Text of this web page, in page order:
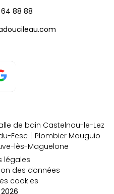
88 88
de bain Castelnau-le-Lez
Fesc
Plombier Mauguio
lès-Maguelone
légales
des données
cookies
2026